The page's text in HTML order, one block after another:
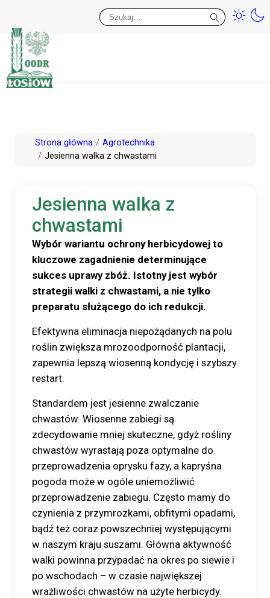
PrzejdźStrona główna
Agrotechnika
Jesienna walka z chwastami
Jesienna walka z
chwastami
Wybór wariantu ochrony herbicydowej to
kluczowe zagadnienie determinujące
sukces uprawy zbóż. Istotny jest wybór
strategii walki z chwastami, a nie tylko
preparatu służącego do ich redukcji.
Efektywna eliminacja niepożądanych na polu
roślin zwiększa mrozoodporność plantacji,
zapewnia lepszą wiosenną kondycję i szybszy
restart.
Standardem jest jesienne zwalczanie
chwastów. Wiosenne zabiegi są
zdecydowanie mniej skuteczne, gdyż rośliny
chwastów wyrastają poza optymalne do
przeprowadzenia oprysku fazy, a kapryśna
pogoda może w ogóle uniemożliwić
przeprowadzenie zabiegu. Często mamy do
czynienia z przymrozkami, obfitymi opadami,
bądź też coraz powszechniej występującymi
w naszym kraju suszami. Główna aktywność
walki powinna przypadać na okres po siewie i
po wschodach – w czasie największej
wrażliwości chwastów na użyte herbicydy.